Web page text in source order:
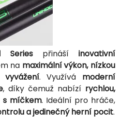
Series přináší inovativní
na maximální výkon, nízkou
. Využívá moderní
, díky čemuž nabízí rychlou,
s míčkem. Ideální pro hráče,
a jedinečný herní pocit.